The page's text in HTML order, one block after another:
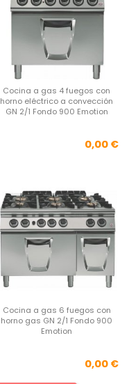
Cocina a gas 4 fuegos con
horno eléctrico a convección
GN 2/1 Fondo 900 Emotion
0,00 €
Cocina a gas 6 fuegos con
horno gas GN 2/1 Fondo 900
Emotion
0,00 €